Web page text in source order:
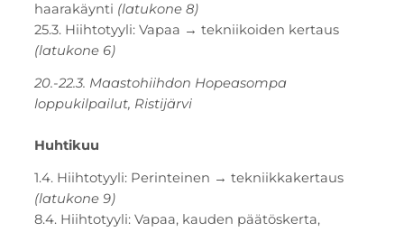
haarakäynti (latukone 8)
25.3. Hiihtotyyli: Vapaa → tekniikoiden kertaus
(latukone 6)
20.-22.3. Maastohiihdon Hopeasompa
loppukilpailut, Ristijärvi
Huhtikuu
1.4.​ Hiihtotyyli: Perinteinen → tekniikkakertaus
(latukone 9)
8.4. Hiihtotyyli: Vapaa, kauden päätöskerta,